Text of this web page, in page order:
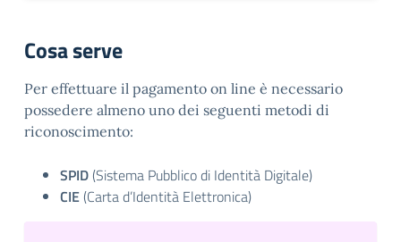
Cosa serve
Per effettuare il pagamento on line è necessario
possedere almeno uno dei seguenti metodi di
riconoscimento:
SPID (Sistema Pubblico di Identità Digitale)
CIE (Carta d’Identità Elettronica)